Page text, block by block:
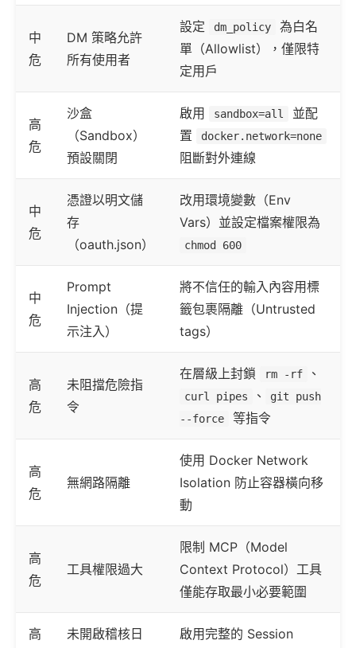
中
危
DM 策略允許
所有使用者
設定 dm_policy
為白名
單（Allowlist），僅限特
定用戶
高
危
沙盒
（Sandbox）
預設關閉
啟用 sandbox=all
並配
置
docker.network=none
阻斷對外連線
中
危
憑證以明文儲
存
（oauth.json）
改用環境變數（Env
Vars）並設定檔案權限為
chmod 600
中
危
Prompt
Injection（提
示注入）
將不信任的輸入內容用標
籤包裹隔離（Untrusted
tags）
高
危
未阻擋危險指
令
在層級上封鎖 rm -rf 、
curl pipes 、
git push
--force
等指令
高
危
無網路隔離
使用 Docker Network
Isolation 防止容器橫向移
動
高
危
工具權限過大
限制 MCP（Model
Context Protocol）工具
僅能存取最小必要範圍
高
未開啟稽核日
啟用完整的 Session